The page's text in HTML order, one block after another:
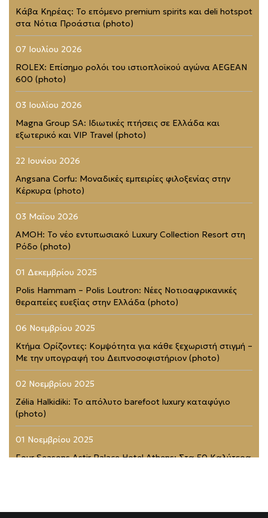
Κάβα Κηρέας: Το επόμενο premium spirits και deli hotspot
στα Νότια Προάστια (photo)
07 Ιουλίου 2026
ROLEX: Επίσημο ρολόι του ιστιοπλοϊκού αγώνα AEGEAN
600 (photo)
03 Ιουλίου 2026
Magna Group SA: Ιδιωτικές πτήσεις σε Ελλάδα και
εξωτερικό και VIP Travel (photo)
22 Ιουνίου 2026
Angsana Corfu: Μοναδικές εμπειρίες φιλοξενίας στην
Κέρκυρα (photo)
03 Μαΐου 2026
AMOH: Το νέο εντυπωσιακό Luxury Collection Resort στη
Ρόδο (photo)
01 Δεκεμβρίου 2025
Polis Hammam – Polis Loutron: Νέες Νοτιοαφρικανικές
θεραπείες ευεξίας στην Ελλάδα (photo)
06 Νοεμβρίου 2025
Κτήμα Ορίζοντες: Κομψότητα για κάθε ξεχωριστή στιγμή –
Με την υπογραφή του Δειπνοσοφιστήριον (photo)
02 Νοεμβρίου 2025
Zélia Halkidiki: Το απόλυτο barefoot luxury καταφύγιο
(photo)
01 Νοεμβρίου 2025
Four Seasons Astir Palace Hotel Athens: Στα 50 Καλύτερα
Rodopou & Beyond: Ένα από τα πιο εντυπωσιακά